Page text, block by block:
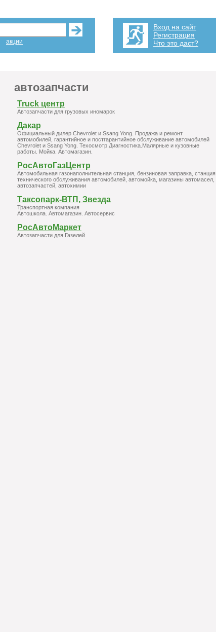
акции
Вход на сайт
Регистрация
Что это даст?
автозапчасти
Truck центр
Автозапчасти для грузовых иномарок
Дакар
Официальный дилер Chevrolet и Ssang Yong. Продажа и ремонт
автомобилей, гарантийное и постгарантийное обслуживание автомобилей
Chevrolet и Ssang Yong. Техосмотр.Диагностика.Малярные и кузовные
работы. Мойка. Автомагазин.
РосАвтоГазЦентр
Автомобильная газонаполнительная станция, бензиновая заправка, станция
технического обслуживания автомобилей, автомойка, магазины автомасел,
автозапчастей, автохимии
Таксопарк-ВТП, Звезда
Транспортная компания
Автошкола. Автомагазин. Автосервис
РосАвтоМаркет
Автозапчасти для Газелей